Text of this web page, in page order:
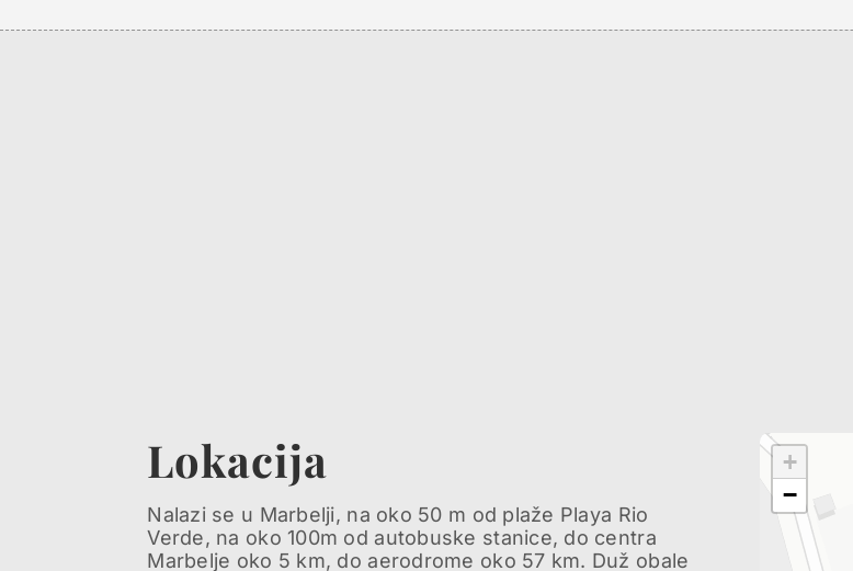
Lokacija
Nalazi se u Marbelji, na oko 50 m od plaže Playa Rio
Verde, na oko 100m od autobuske stanice, do centra
Marbelje oko 5 km, do aerodrome oko 57 km. Duž obale
+
−